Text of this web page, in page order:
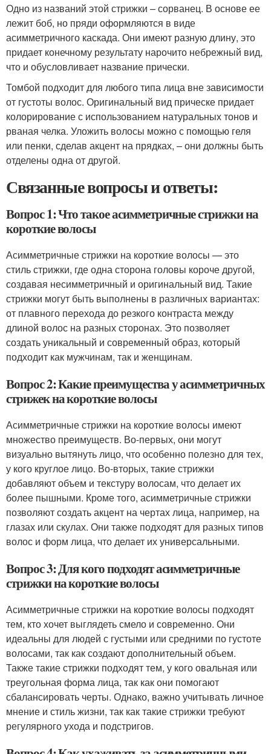
Одно из названий этой стрижки – сорванец. В основе ее
лежит боб, но пряди оформляются в виде
асимметричного каскада. Они имеют разную длину, это
придает конечному результату нарочито небрежный вид,
что и обусловливает название прически.
Томбой подходит для любого типа лица вне зависимости
от густоты волос. Оригинальный вид прическе придает
колорирование с использованием натуральных тонов и
рваная челка. Уложить волосы можно с помощью геля
или пенки, сделав акцент на прядках, – они должны быть
отделены одна от другой.
Связанные вопросы и ответы:
Вопрос 1: Что такое асимметричные стрижки на
короткие волосы
Асимметричные стрижки на короткие волосы — это
стиль стрижки, где одна сторона головы короче другой,
создавая несимметричный и оригинальный вид. Такие
стрижки могут быть выполнены в различных вариантах:
от плавного перехода до резкого контраста между
длиной волос на разных сторонах. Это позволяет
создать уникальный и современный образ, который
подходит как мужчинам, так и женщинам.
Вопрос 2: Какие преимущества у асимметричных
стрижек на короткие волосы
Асимметричные стрижки на короткие волосы имеют
множество преимуществ. Во-первых, они могут
визуально вытянуть лицо, что особенно полезно для тех,
у кого круглое лицо. Во-вторых, такие стрижки
добавляют объем и текстуру волосам, что делает их
более пышными. Кроме того, асимметричные стрижки
позволяют создать акцент на чертах лица, например, на
глазах или скулах. Они также подходят для разных типов
волос и форм лица, что делает их универсальными.
Вопрос 3: Для кого подходят асимметричные
стрижки на короткие волосы
Асимметричные стрижки на короткие волосы подходят
тем, кто хочет выглядеть смело и современно. Они
идеальны для людей с густыми или средними по густоте
волосами, так как создают дополнительный объем.
Также такие стрижки подходят тем, у кого овальная или
треугольная форма лица, так как они помогают
сбалансировать черты. Однако, важно учитывать личное
мнение и стиль жизни, так как такие стрижки требуют
регулярного ухода и подстригов.